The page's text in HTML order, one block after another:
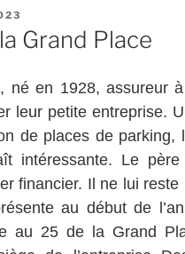
Grand Place
né en 1928, assureur
leur petite entreprise.
de places de
intéressante. Le
financier. Il ne lui reste
au début de
au 25 de la Grand